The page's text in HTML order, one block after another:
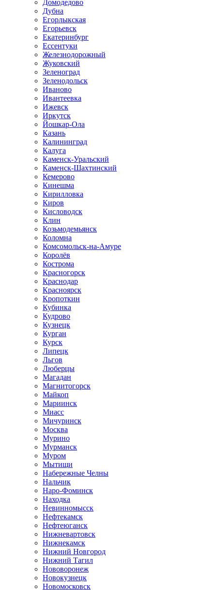
Домодедово
Дубна
Егорлыкская
Егорьевск
Екатеринбург
Ессентуки
Железнодорожный
Жуковский
Зеленоград
Зеленодольск
Иваново
Ивантеевка
Ижевск
Иркутск
Йошкар-Ола
Казань
Калининград
Калуга
Каменск-Уральский
Каменск-Шахтинский
Кемерово
Кинешма
Кирилловка
Киров
Кисловодск
Клин
Козьмодемьянск
Коломна
Комсомольск-на-Амуре
Королёв
Кострома
Красногорск
Краснодар
Красноярск
Кропоткин
Кубинка
Кудрово
Кузнецк
Курган
Курск
Липецк
Льгов
Люберцы
Магадан
Магнитогорск
Майкоп
Мариинск
Миасс
Мичуринск
Москва
Мурино
Мурманск
Муром
Мытищи
Набережные Челны
Нальчик
Наро-Фоминск
Находка
Невинномысск
Нефтекамск
Нефтеюганск
Нижневартовск
Нижнекамск
Нижний Новгород
Нижний Тагил
Нововоронеж
Новокузнецк
Новомосковск